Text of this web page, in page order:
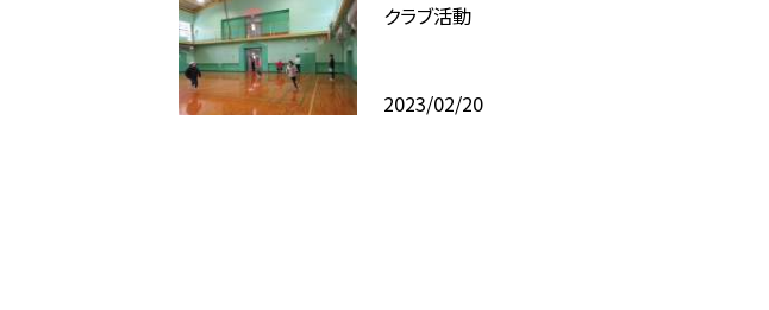
クラブ活動
2023/02/20